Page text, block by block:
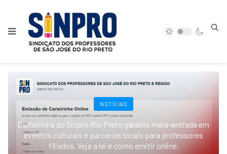
NOTÍCIAS
Carteirinha do Sinpro Rio Preto garante meia-entrada em
eventos culturais e parcerias locais para professores
filiados. Veja a lei e como emitir online.